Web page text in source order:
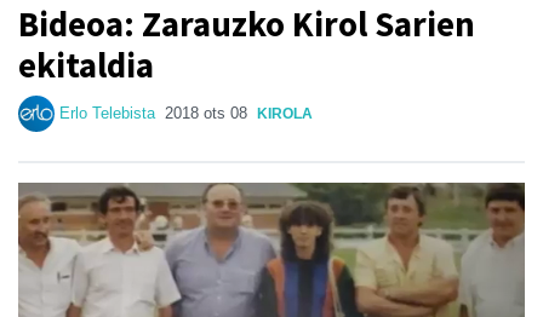
Bideoa: Zarauzko Kirol Sarien
ekitaldia
Erlo Telebista 2018 ots 08 KIROLA